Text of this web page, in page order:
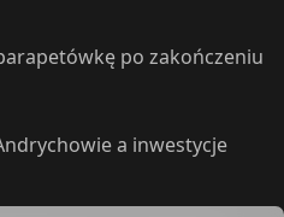
po zakończeniu
a inwestycje